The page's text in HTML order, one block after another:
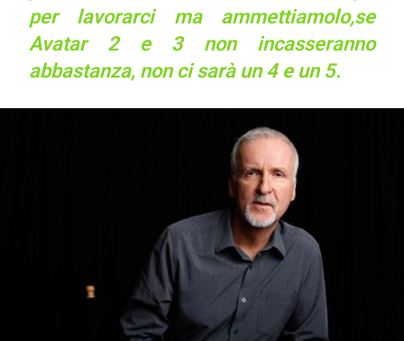
per lavorarci ma ammettiamolo,se
Avatar 2 e 3 non incasseranno
abbastanza, non ci sarà un 4 e un 5.